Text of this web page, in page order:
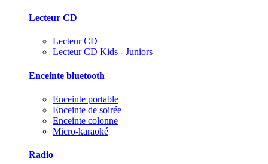
Lecteur CD
Lecteur CD
Lecteur CD Kids - Juniors
Enceinte bluetooth
Enceinte portable
Enceinte de soirée
Enceinte colonne
Micro-karaoké
Radio